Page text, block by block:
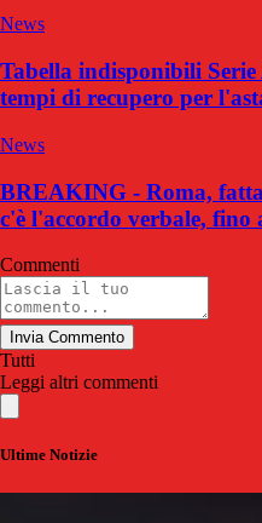
News
Tabella indisponibili
tempi di recupero per
News
BREAKING - Roma,
c'è l'accordo verbale,
Commenti
Invia Commento
Tutti
Leggi altri commenti
Ultime Notizie